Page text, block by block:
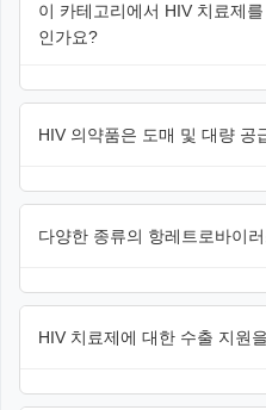
이 카테고리에서 HIV 치료제
인가요?
HIV 의약품은 도매 및 대량 공
다양한 종류의 항레트로바이
HIV 치료제에 대한 수출 지원